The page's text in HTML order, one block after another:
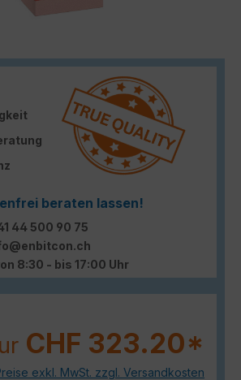
beraten lassen!
44 500 90 75
8:30 - bis 17:00 Uhr
CHF 323.20*
exkl. MwSt. zzgl. Versandkosten